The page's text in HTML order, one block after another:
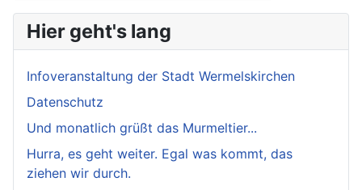
Hier geht's lang
Infoveranstaltung der Stadt Wermelskirchen
Datenschutz
Und monatlich grüßt das Murmeltier...
Hurra, es geht weiter. Egal was kommt, das
ziehen wir durch.